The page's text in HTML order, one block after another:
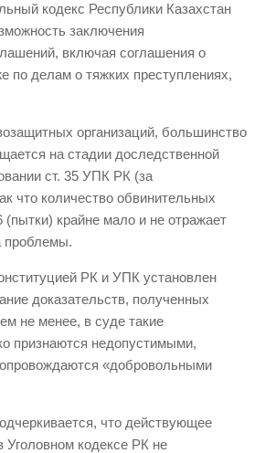
кодекс Республики Казахстан
заключения
включая соглашения о
по делам о тяжких преступлениях,
организаций, большинство
на стадии доследственной
ст. 35 УПК РК (за
что количество обвинительных
(пытки) крайне мало и не отражает
проблемы.
РК и УПК установлен
доказательств, полученных
не менее, в суде такие
признаются недопустимыми,
«добровольными
что действующее
Уголовном кодексе РК не